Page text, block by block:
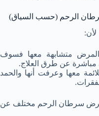
متشابهة معها فسوف
مباشرة عن طرق العلاج.
معها وعرفت أنها والحمد
مرض سرطان الرحم مختلف عن